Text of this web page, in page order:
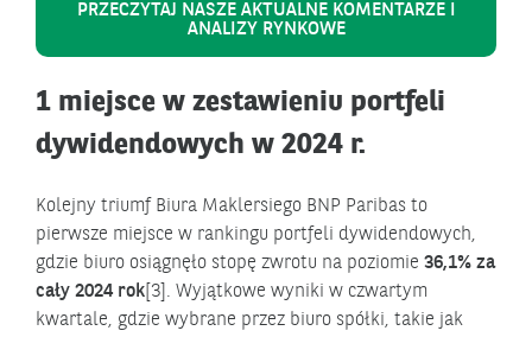
PRZECZYTAJ NASZE AKTUALNE KOMENTARZE I
ANALIZY RYNKOWE
1 miejsce w zestawieniu portfeli
dywidendowych w 2024 r.
Kolejny triumf Biura Maklersiego BNP Paribas to
pierwsze miejsce w rankingu portfeli dywidendowych,
gdzie biuro osiągnęło stopę zwrotu na poziomie 36,1% za
cały 2024 rok [3]. Wyjątkowe wyniki w czwartym
kwartale, gdzie wybrane przez biuro spółki, takie jak